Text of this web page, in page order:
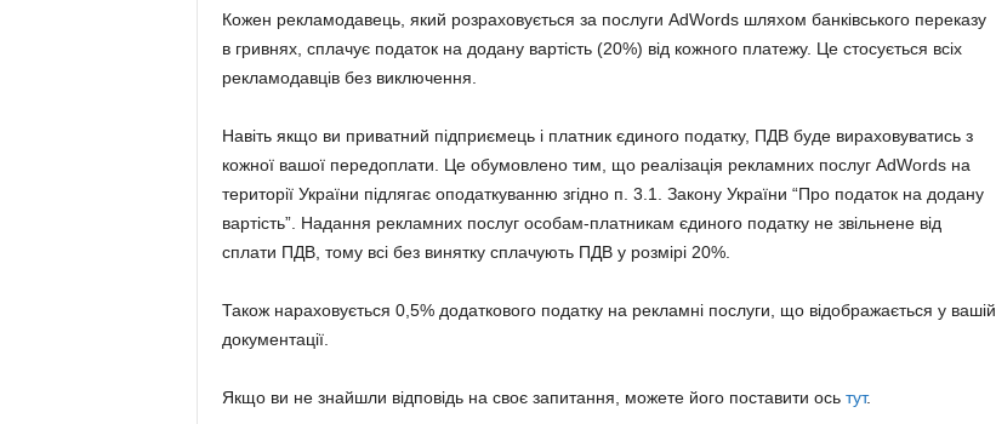
Кожен рекламодавець, який розраховується за послуги AdWords шляхом банківського переказу
в гривнях, сплачує податок на додану вартість (20%) від кожного платежу. Це стосується всіх
рекламодавців без виключення.
Навіть якщо ви приватний підприємець і платник єдиного податку, ПДВ буде вираховуватись з
кожної вашої передоплати. Це обумовлено тим, що реалізація рекламних послуг AdWords на
території України підлягає оподаткуванню згідно п. 3.1. Закону України “Про податок на додану
вартість”. Надання рекламних послуг особам-платникам єдиного податку не звільнене від
сплати ПДВ, тому всі без винятку сплачують ПДВ у розмірі 20%.
Також нараховується 0,5% додаткового податку на рекламні послуги, що відображається у вашій
документації.
Якщо ви не знайшли відповідь на своє запитання, можете його поставити ось тут.